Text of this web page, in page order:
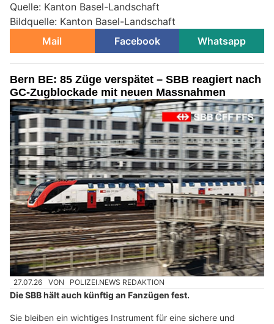
Quelle: Kanton Basel-Landschaft
Bildquelle: Kanton Basel-Landschaft
Mail
Facebook Whatsapp
Bern BE: 85 Züge verspätet – SBB reagiert nach
GC-Zugblockade mit neuen Massnahmen
27.07.26 VON POLIZEI.NEWS REDAKTION
Die SBB hält auch künftig an Fanzügen fest.
Sie bleiben ein wichtiges Instrument für eine sichere und